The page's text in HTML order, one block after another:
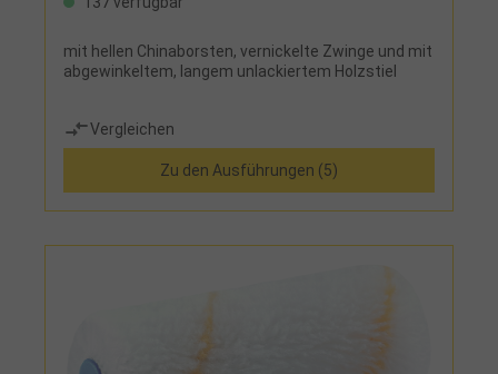
mit hellen Chinaborsten, vernickelte Zwinge und mit
abgewinkeltem, langem unlackiertem Holzstiel
Vergleichen
Zu den Ausführungen (5)